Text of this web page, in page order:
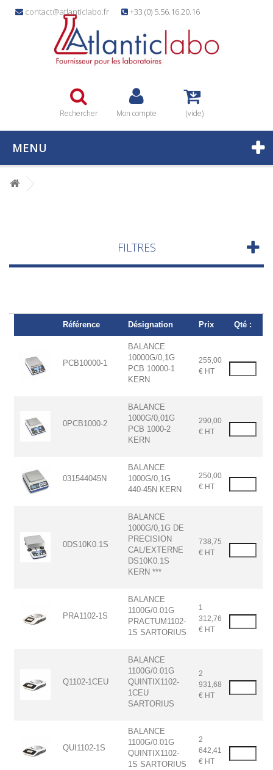
contact@atlanticlabo.fr +33 (0) 5.56.16.20.16
Rechercher Mon compte (vide)
MENU
FILTRES
Référence Désignation Prix Qté :
PCB10000-1
BALANCE
10000G/0,1G
PCB 10000-1
KERN
255,00
€ HT
0PCB1000-2
BALANCE
1000G/0,01G
PCB 1000-2
KERN
290,00
€ HT
031544045N
BALANCE
1000G/0,1G
440-45N KERN
250,00
€ HT
0DS10K0.1S
BALANCE
1000G/0,1G DE
PRECISION
CAL/EXTERNE
DS10K0.1S
KERN ***
738,75
€ HT
PRA1102-1S
BALANCE
1100G/0.01G
PRACTUM1102-
1S SARTORIUS
1
312,76
€ HT
Q1102-1CEU
BALANCE
1100G/0.01G
QUINTIX1102-
1CEU
SARTORIUS
2
931,68
€ HT
QUI1102-1S
BALANCE
1100G/0.01G
QUINTIX1102-
1S SARTORIUS
2
642,41
€ HT